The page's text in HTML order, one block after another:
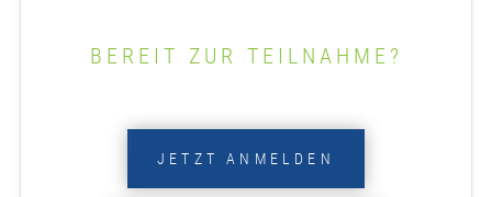
BEREIT ZUR TEILNAHME?
JETZT ANMELDEN